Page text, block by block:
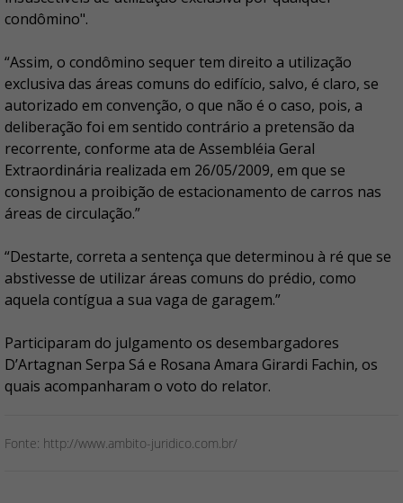
condômino".
“Assim, o condômino sequer tem direito a utilização
exclusiva das áreas comuns do edifício, salvo, é claro, se
autorizado em convenção, o que não é o caso, pois, a
deliberação foi em sentido contrário a pretensão da
recorrente, conforme ata de Assembléia Geral
Extraordinária realizada em 26/05/2009, em que se
consignou a proibição de estacionamento de carros nas
áreas de circulação.”
“Destarte, correta a sentença que determinou à ré que se
abstivesse de utilizar áreas comuns do prédio, como
aquela contígua a sua vaga de garagem.”
Participaram do julgamento os desembargadores
D’Artagnan Serpa Sá e Rosana Amara Girardi Fachin, os
quais acompanharam o voto do relator.
Fonte: http://www.ambito-juridico.com.br/